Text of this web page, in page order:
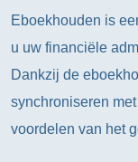
Eboekhouden is
u uw financiële
Dankzij de
synchroniseren
voordelen van het